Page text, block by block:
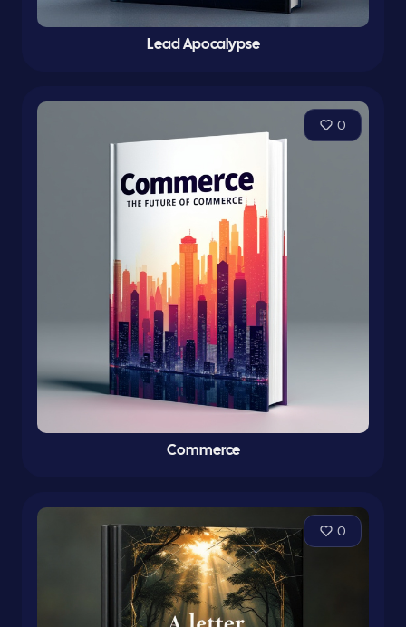
Lead Apocalypse
0
Commerce
0